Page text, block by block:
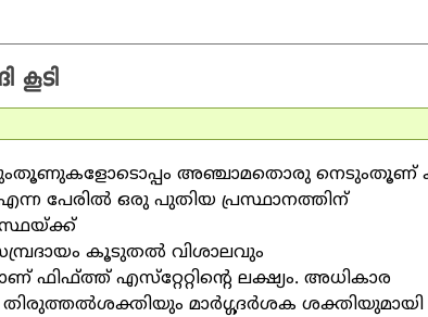
കൂടി
നെടുംതൂണുകളോടൊപ്പം അഞ്ചാമതൊരു നെടുംതൂണ്
പേരില്‍ ഒരു പുതിയ പ്രസ്ഥാനത്തിന്
കൂടുതല്‍ വിശാലവും
എസ്‌റ്റേറ്റിന്റെ ലക്ഷ്യം. അധികാര
തിരുത്തല്‍ശക്തിയും മാര്‍ഗ്ഗദര്‍ശക ശക്തിയുമായി